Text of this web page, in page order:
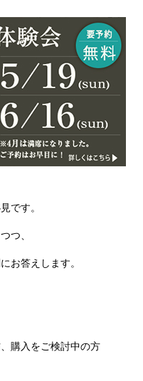
です。
つ、
お答えします。
購入をご検討中の方